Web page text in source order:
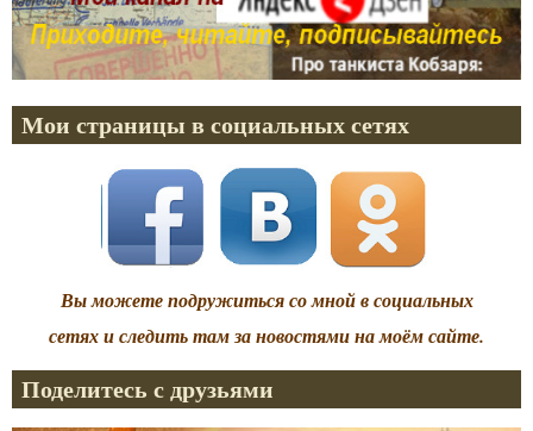
Мои страницы в социальных сетях
Вы можете подружиться со мной в социальных
сетях и следить там за новостями на моём сайте.
Поделитесь с друзьями